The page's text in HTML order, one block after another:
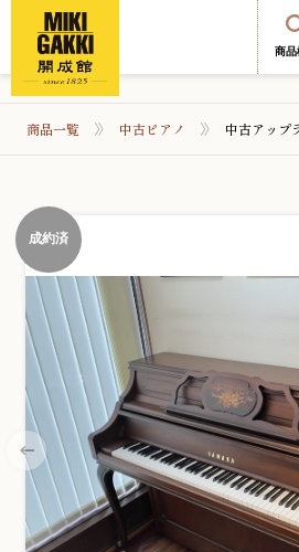
商品
便利なサービス
開成館を知る
音楽教室・イベント情報
サポート・購入特典
商品一覧 中古ピアノ 中古アップ
成約済